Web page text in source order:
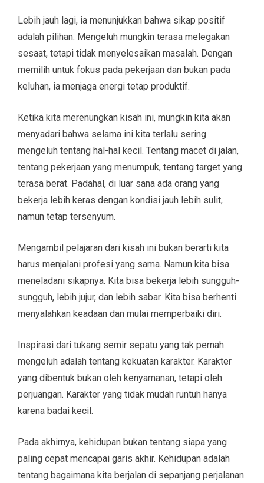
Lebih jauh lagi, ia menunjukkan bahwa sikap positif
adalah pilihan. Mengeluh mungkin terasa melegakan
sesaat, tetapi tidak menyelesaikan masalah. Dengan
memilih untuk fokus pada pekerjaan dan bukan pada
keluhan, ia menjaga energi tetap produktif.
Ketika kita merenungkan kisah ini, mungkin kita akan
menyadari bahwa selama ini kita terlalu sering
mengeluh tentang hal-hal kecil. Tentang macet di jalan,
tentang pekerjaan yang menumpuk, tentang target yang
terasa berat. Padahal, di luar sana ada orang yang
bekerja lebih keras dengan kondisi jauh lebih sulit,
namun tetap tersenyum.
Mengambil pelajaran dari kisah ini bukan berarti kita
harus menjalani profesi yang sama. Namun kita bisa
meneladani sikapnya. Kita bisa bekerja lebih sungguh-
sungguh, lebih jujur, dan lebih sabar. Kita bisa berhenti
menyalahkan keadaan dan mulai memperbaiki diri.
Inspirasi dari tukang semir sepatu yang tak pernah
mengeluh adalah tentang kekuatan karakter. Karakter
yang dibentuk bukan oleh kenyamanan, tetapi oleh
perjuangan. Karakter yang tidak mudah runtuh hanya
karena badai kecil.
Pada akhirnya, kehidupan bukan tentang siapa yang
paling cepat mencapai garis akhir. Kehidupan adalah
tentang bagaimana kita berjalan di sepanjang perjalanan